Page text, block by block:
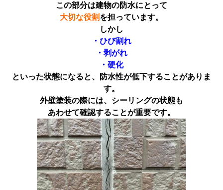
この部分は建物の防水にとって
大切な役割を担っています。
しかし
・ひび割れ
・剥がれ
・硬化
といった状態になると、
防水性が低下することがありま
す。
外壁塗装の際には、シーリングの状態も
あわせて確認することが重要です。